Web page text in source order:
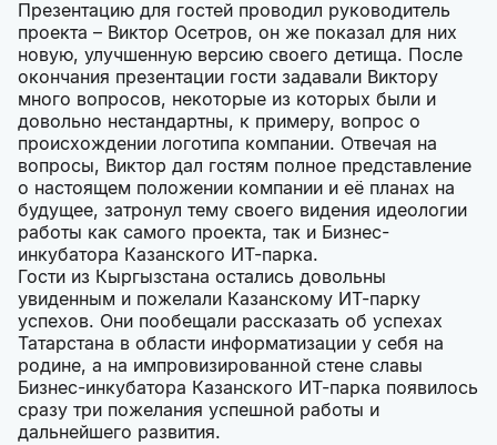
Презентацию для гостей проводил руководитель
проекта – Виктор Осетров, он же показал для них
новую, улучшенную версию своего детища. После
окончания презентации гости задавали Виктору
много вопросов, некоторые из которых были и
довольно нестандартны, к примеру, вопрос о
происхождении логотипа компании. Отвечая на
вопросы, Виктор дал гостям полное представление
о настоящем положении компании и её планах на
будущее, затронул тему своего видения идеологии
работы как самого проекта, так и Бизнес-
инкубатора Казанского ИТ-парка.
Гости из Кыргызстана остались довольны
увиденным и пожелали Казанскому ИТ-парку
успехов. Они пообещали рассказать об успехах
Татарстана в области информатизации у себя на
родине, а на импровизированной стене славы
Бизнес-инкубатора Казанского ИТ-парка появилось
сразу три пожелания успешной работы и
дальнейшего развития.